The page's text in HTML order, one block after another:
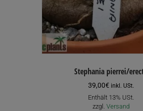
Stephania pierrei/
39,00€ inkl. USt.
Enthält 13% USt.
zzgl. Versand